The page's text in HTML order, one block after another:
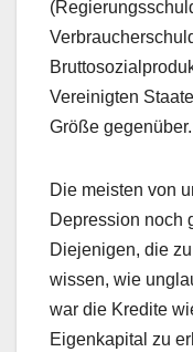
Vereinigten
Größe gegenüber.
Die meisten von
Depression noch
Diejenigen, die
wissen, wie
war die Kredite
Eigenkapital zu